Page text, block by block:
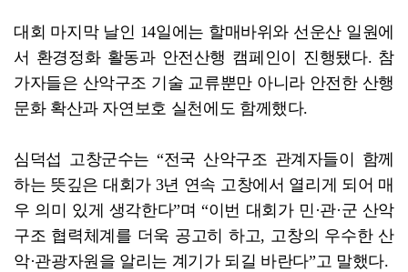
대회 마지막 날인 14일에는 할매바위와 선운산 일원에
서 환경정화 활동과 안전산행 캠페인이 진행됐다. 참
가자들은 산악구조 기술 교류뿐만 아니라 안전한 산행
문화 확산과 자연보호 실천에도 함께했다.
심덕섭 고창군수는 “전국 산악구조 관계자들이 함께
하는 뜻깊은 대회가 3년 연속 고창에서 열리게 되어 매
우 의미 있게 생각한다”며 “이번 대회가 민·관·군 산악
구조 협력체계를 더욱 공고히 하고, 고창의 우수한 산
악·관광자원을 알리는 계기가 되길 바란다”고 말했다.